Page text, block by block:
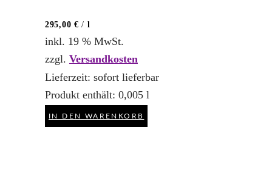
295,00 € / l
inkl. 19 % MwSt.
zzgl. Versandkosten
Lieferzeit: sofort lieferbar
Produkt enthält: 0,005 l
IN DEN WARENKORB